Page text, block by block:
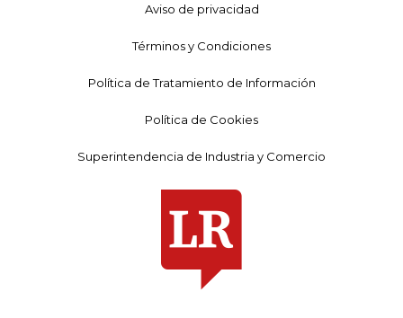
Aviso de privacidad
Términos y Condiciones
Política de Tratamiento de Información
Política de Cookies
Superintendencia de Industria y Comercio